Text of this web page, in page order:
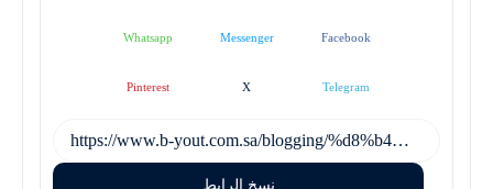
Facebook
Messenger
Whatsapp
Telegram
X
Pinterest
نسخ الرابط